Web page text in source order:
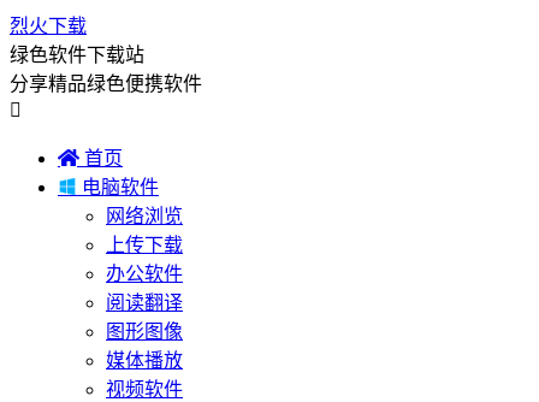
烈火下载
绿色软件下载站
分享精品绿色便携软件

 首页
 电脑软件
网络浏览
上传下载
办公软件
阅读翻译
图形图像
媒体播放
视频软件